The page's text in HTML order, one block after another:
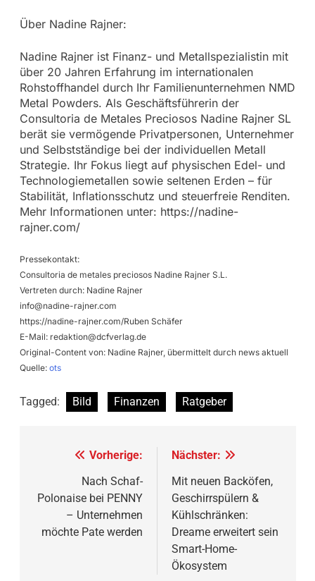
Über Nadine Rajner:
Nadine Rajner ist Finanz- und Metallspezialistin mit
über 20 Jahren Erfahrung im internationalen
Rohstoffhandel durch Ihr Familienunternehmen NMD
Metal Powders. Als Geschäftsführerin der
Consultoria de Metales Preciosos Nadine Rajner SL
berät sie vermögende Privatpersonen, Unternehmer
und Selbstständige bei der individuellen Metall
Strategie. Ihr Fokus liegt auf physischen Edel- und
Technologiemetallen sowie seltenen Erden – für
Stabilität, Inflationsschutz und steuerfreie Renditen.
Mehr Informationen unter: https://nadine-
rajner.com/
Pressekontakt:
Consultoria de metales preciosos Nadine Rajner S.L.
Vertreten durch: Nadine Rajner
info@nadine-rajner.com
https://nadine-rajner.com/Ruben Schäfer
E-Mail: redaktion@dcfverlag.de
Original-Content von: Nadine Rajner, übermittelt durch news aktuell
Quelle: ots
Tagged: Bild Finanzen Ratgeber
Beitragsnavigation
Vorherige:
Nach Schaf-
Polonaise bei PENNY
– Unternehmen
möchte Pate werden
Nächster:
Mit neuen Backöfen,
Geschirrspülern &
Kühlschränken:
Dreame erweitert sein
Smart-Home-
Ökosystem